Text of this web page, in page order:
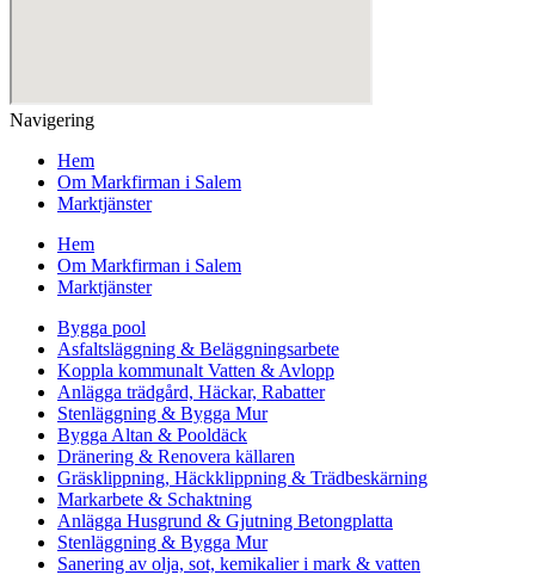
Navigering
Hem
Om Markfirman i Salem
Marktjänster
Hem
Om Markfirman i Salem
Marktjänster
Bygga pool
Asfaltsläggning & Beläggningsarbete
Koppla kommunalt Vatten & Avlopp
Anlägga trädgård, Häckar, Rabatter
Stenläggning & Bygga Mur
Bygga Altan & Pooldäck
Dränering & Renovera källaren
Gräsklippning, Häckklippning & Trädbeskärning
Markarbete & Schaktning
Anlägga Husgrund & Gjutning Betongplatta
Stenläggning & Bygga Mur
Sanering av olja, sot, kemikalier i mark & vatten